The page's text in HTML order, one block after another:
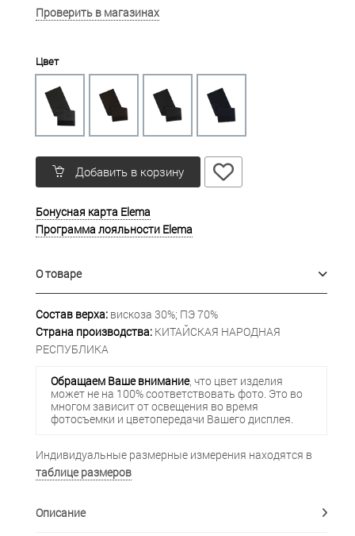
Проверить в магазинах
Цвет
Добавить в корзину
Бонусная карта Elema
Программа лояльности Elema
О товаре
Состав верха: вискоза 30%; ПЭ 70%
Страна производства: КИТАЙСКАЯ НАРОДНАЯ
РЕСПУБЛИКА
Обращаем Ваше внимание, что цвет изделия
может не на 100% соответствовать фото. Это во
многом зависит от освещения во время
фотосъемки и цветопередачи Вашего дисплея.
Индивидуальные размерные измерения находятся в
таблице размеров
Описание